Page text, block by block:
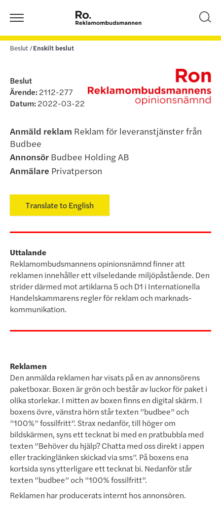
Beslut Enskilt beslut
Beslut
Ärende: 2112-277
Datum: 2022-03-22
Anmäld reklam Reklam för leveranstjänster från
Budbee
Annonsör Budbee Holding AB
Anmälare Privatperson
Translate to English
Uttalande
Reklamombudsmannens opinionsnämnd finner att
reklamen innehåller ett vilseledande miljöpåstående. Den
strider därmed mot artiklarna 5 och D1 i Internationella
Handelskammarens regler för reklam och marknads­
kommunikation.
Reklamen
Den anmälda reklamen har visats på en av annonsörens
paketboxar. Boxen är grön och består av luckor för paket i
olika storlekar. I mitten av boxen finns en digital skärm. I
boxens övre, vänstra hörn står texten ”budbee” och
”100%” fossilfritt”. Strax nedanför, till höger om
bildskärmen, syns ett tecknat bi med en prat­bubb­la med
texten ”Behöver du hjälp? Chatta med oss direkt i appen
eller trackinglänken skickad via sms”. På boxens ena
kortsida syns ytterligare ett tecknat bi. Nedanför står
texten ”budbee” och ”100% fossilfritt”.
Reklamen har producerats internt hos annonsören.